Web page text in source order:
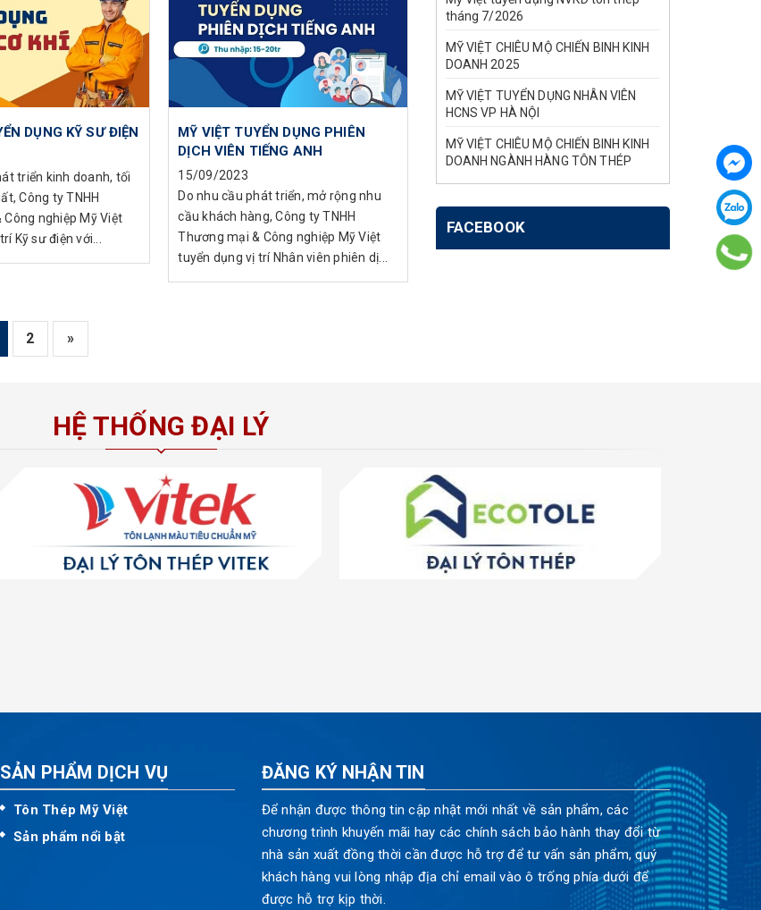
DỤNG KỸ SƯ ĐIỆN
triển kinh doanh, tối
Công ty TNHH
nghiệp Mỹ Việt
Kỹ sư điện với...
MỸ VIỆT TUYỂN DỤNG PHIÊN
DỊCH VIÊN TIẾNG ANH
15/09/2023
Do nhu cầu phát triển, mở rộng nhu
cầu khách hàng, Công ty TNHH
Thương mại & Công nghiệp Mỹ Việt
tuyển dụng vị trí Nhân viên phiên dị...
2 »
tháng 7/2026
MỸ VIỆT CHIÊU MỘ CHIẾN BINH KINH
DOANH 2025
MỸ VIỆT TUYỂN DỤNG NHÂN VIÊN
HCNS VP HÀ NỘI
MỸ VIỆT CHIÊU MỘ CHIẾN BINH KINH
DOANH NGÀNH HÀNG TÔN THÉP
FACEBOOK
HỆ THỐNG ĐẠI LÝ
SẢN PHẨM DỊCH VỤ
Tôn Thép Mỹ Việt
Sản phẩm nổi bật
ĐĂNG KÝ NHẬN TIN
Để nhận được thông tin cập nhật mới nhất về sản phẩm, các
chương trình khuyến mãi hay các chính sách bảo hành thay đổi từ
nhà sản xuất đồng thời cần được hỗ trợ để tư vấn sản phẩm, quý
khách hàng vui lòng nhập địa chỉ email vào ô trống phía dưới để
được hỗ trợ kịp thời.